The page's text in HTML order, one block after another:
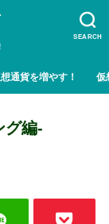
SEARCH
通貨を増やす！ 仮
グ編-